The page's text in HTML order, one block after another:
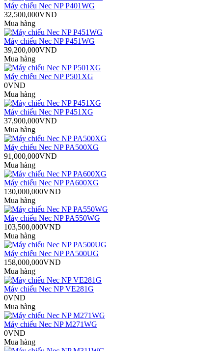
Máy chiếu Nec NP P401WG
32,500,000VND
Mua hàng
Máy chiếu Nec NP P451WG
39,200,000VND
Mua hàng
Máy chiếu Nec NP P501XG
0VND
Mua hàng
Máy chiếu Nec NP P451XG
37,900,000VND
Mua hàng
Máy chiếu Nec NP PA500XG
91,000,000VND
Mua hàng
Máy chiếu Nec NP PA600XG
130,000,000VND
Mua hàng
Máy chiếu Nec NP PA550WG
103,500,000VND
Mua hàng
Máy chiếu Nec NP PA500UG
158,000,000VND
Mua hàng
Máy chiếu Nec NP VE281G
0VND
Mua hàng
Máy chiếu Nec NP M271WG
0VND
Mua hàng